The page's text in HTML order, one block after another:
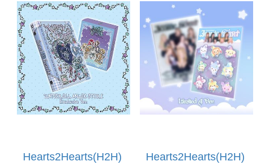
Hearts2Hearts(H2H)
Hearts2Hearts(H2H)